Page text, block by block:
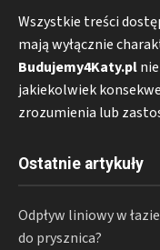
Wszystkie treści
mają wyłącznie
Budujemy4Katy.pl
jakiekolwiek
zrozumienia lub
Ostatnie artykuły
Odpływ liniowy w
do prysznica?